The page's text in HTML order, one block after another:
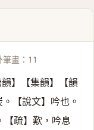
筆畫：11
韻】【集韻】【韻
【說文】吟也。
【疏】歎，吟息